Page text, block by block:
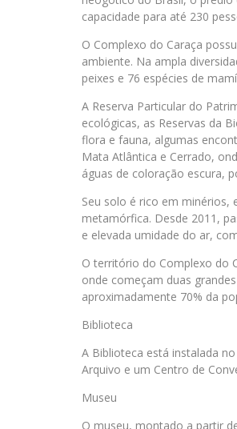
capacidade para até 230
O Complexo do Caraça
ambiente. Na ampla
peixes e 76 espécies de
A Reserva Particular do
ecológicas, as Reservas da
flora e fauna, algumas
Mata Atlântica e Cerrado,
águas de coloração escura,
Seu solo é rico em minérios,
metamórfica. Desde 2011,
e elevada umidade do ar,
O território do Complexo do
onde começam duas
aproximadamente 70% da
Biblioteca
A Biblioteca está instalada
Arquivo e um Centro de
Museu
O museu, montado a partir